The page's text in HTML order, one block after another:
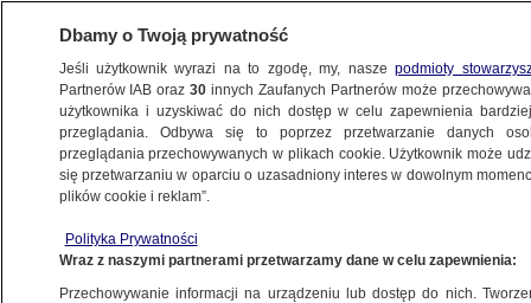
WARSZAWA
WŁOCHY
na lotnisko zaraz po starcie. Niepokojące
nagranie
Dbamy o Twoją prywatność
Jeśli użytkownik wyrazi na to zgodę, my, naszepodmioty
Partnerów IAB oraz30 innych Zaufanych Partnerów może
użytkownika i uzyskiwać do nich dostęp w celu zapewnienia
przeglądania. Odbywa się to poprzez przetwarzanie danych
przeglądania przechowywanych w plikach cookie. Użytkownik może
się przetwarzaniu w oparciu o uzasadniony interes w dowolnym
plików cookie i reklam”.
Polityka Prywatności
Wraz z naszymi partnerami przetwarzamy dane w celu zapewnienia:
Przechowywanie informacji na urządzeniu lub dostęp do nich.